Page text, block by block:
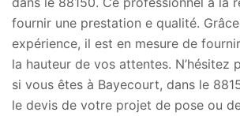
fournir une prestation e qualité.
expérience, il est en mesure de
la hauteur de vos attentes. N’hésitez
si vous êtes à Bayecourt, dans le
le devis de votre projet de pose ou